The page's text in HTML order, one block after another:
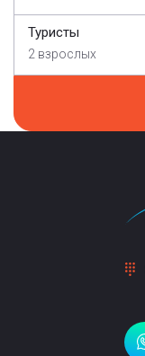
Туристы
2 взрослых